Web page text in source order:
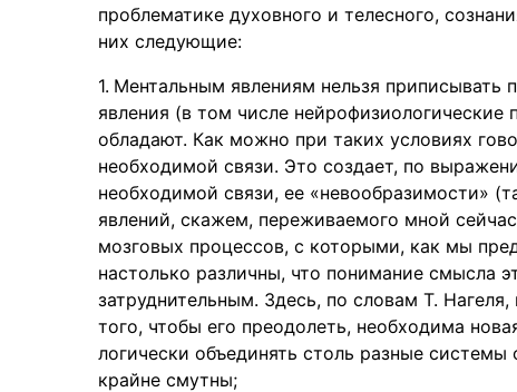
проблематике духовного и телесного,
них следующие:
Ментальным явлениям нельзя приписывать
явления (в том числе
обладают. Как можно при таких условиях
необходимой связи. Это создает, по
необходимой связи, ее «невообразимости»
явлений, скажем, переживаемого мной
мозговых процессов, с которыми, как мы
настолько различны, что понимание смысла
затруднительным. Здесь, по словам Т.
того, чтобы его преодолеть, необходима
логически объединять столь разные
крайне смутны;